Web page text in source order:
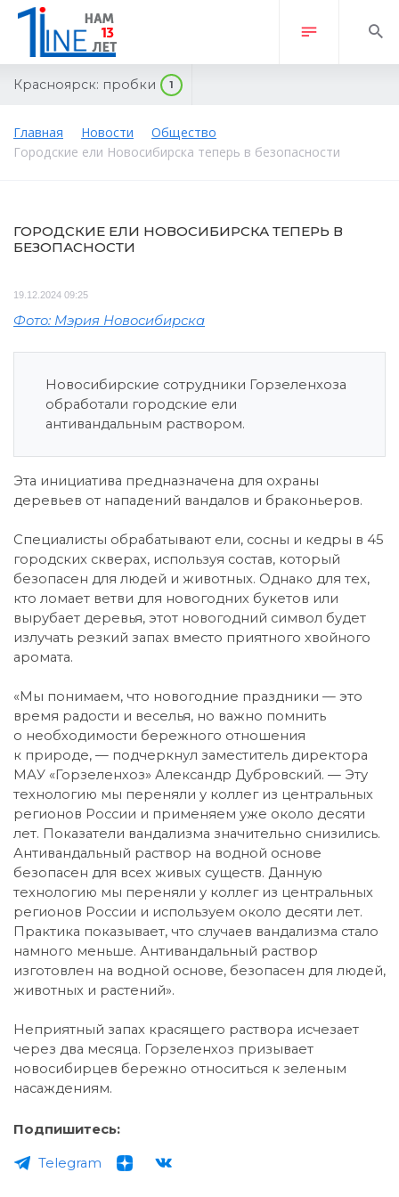
Красноярск: пробки 1
Главная Новости
Общество
Городские ели Новосибирска теперь в безопасности
ГОРОДСКИЕ ЕЛИ НОВОСИБИРСКА ТЕПЕРЬ В
БЕЗОПАСНОСТИ
19.12.2024 09:25
Фото: Мэрия Новосибирска
Новосибирские сотрудники Горзеленхоза
обработали городские ели
антивандальным раствором.
Эта инициатива предназначена для охраны
деревьев от нападений вандалов и браконьеров.
Специалисты обрабатывают ели, сосны и кедры в 45
городских скверах, используя состав, который
безопасен для людей и животных. Однако для тех,
кто ломает ветви для новогодних букетов или
вырубает деревья, этот новогодний символ будет
излучать резкий запах вместо приятного хвойного
аромата.
«Мы понимаем, что новогодние праздники — это
время радости и веселья, но важно помнить
о необходимости бережного отношения
к природе, — подчеркнул заместитель директора
МАУ «Горзеленхоз» Александр Дубровский. — Эту
технологию мы переняли у коллег из центральных
регионов России и применяем уже около десяти
лет. Показатели вандализма значительно снизились.
Антивандальный раствор на водной основе
безопасен для всех живых существ. Данную
технологию мы переняли у коллег из центральных
регионов России и используем около десяти лет.
Практика показывает, что случаев вандализма стало
намного меньше. Антивандальный раствор
изготовлен на водной основе, безопасен для людей,
животных и растений».
Неприятный запах красящего раствора исчезает
через два месяца. Горзеленхоз призывает
новосибирцев бережно относиться к зеленым
насаждениям.
Подпишитесь:
Telegram